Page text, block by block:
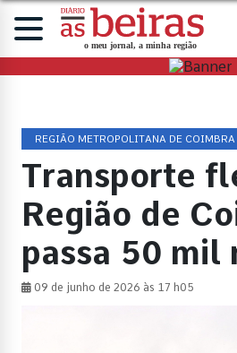
REGIÃO METROPOLITANA DE COIMBRA
Transporte
Região de
passa 50 mil
09 de junho de 2026 às 17 h05